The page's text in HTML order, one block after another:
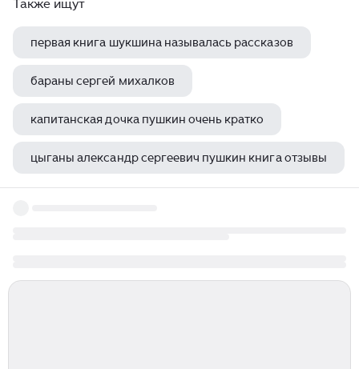
Также ищут
первая книга шукшина называлась рассказов
бараны сергей михалков
капитанская дочка пушкин очень кратко
цыганы александр сергеевич пушкин книга отзывы